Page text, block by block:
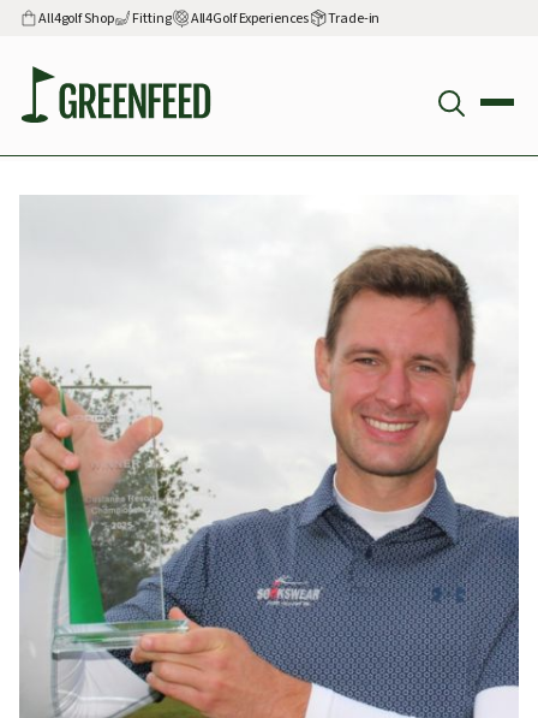
All4golf Shop Fitting All4Golf Experiences Trade-in